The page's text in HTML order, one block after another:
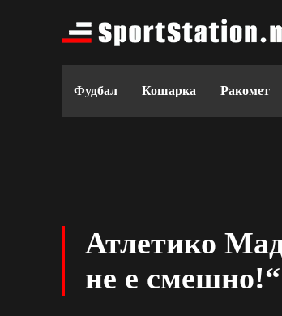
Фудбал Кошарка Ракомет
Атлетико
не е смешно!“